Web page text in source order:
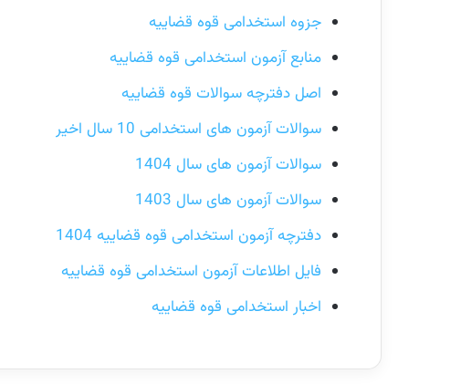
جزوه استخدامی قوه قضاییه
منابع آزمون استخدامی قوه قضاییه
اصل دفترچه سوالات قوه قضاییه
سوالات آزمون های استخدامی 10 سال اخیر
سوالات آزمون های سال 1404
سوالات آزمون های سال 1403
دفترچه آزمون استخدامی قوه قضاییه 1404
فایل اطلاعات آزمون استخدامی قوه قضاییه
اخبار استخدامی قوه قضاییه